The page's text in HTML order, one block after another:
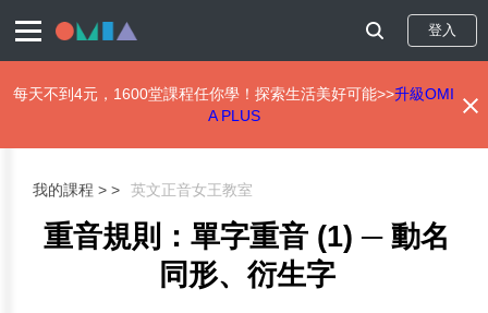
登入
每天不到4元，1600堂課程任你學！探索生活美好可能>>升級OMI
A PLUS
我的課程 > 英文正音女王教室
重音規則：單字重音 (1) ─ 動名
同形、衍生字